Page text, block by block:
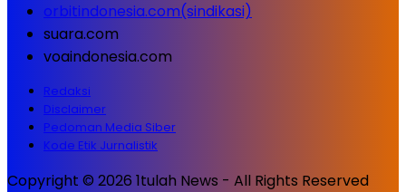
orbitindonesia.com(sindikasi)
suara.com
voaindonesia.com
Redaksi
Disclaimer
Pedoman Media Siber
Kode Etik Jurnalistik
Copyright © 2026 1tulah News - All Rights Reserved